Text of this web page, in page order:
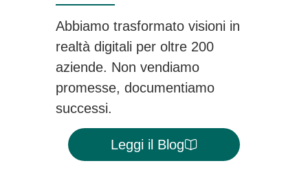
Abbiamo trasformato visioni in
realtà digitali per oltre 200
aziende. Non vendiamo
promesse, documentiamo
successi.
Leggi il Blog